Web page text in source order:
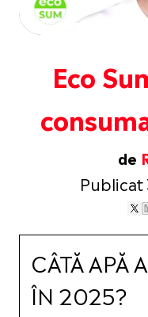
Eco
de
CÂTĂ APĂ
ÎN 2025?